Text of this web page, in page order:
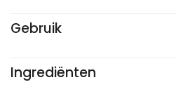
Gebruik
Ingrediënten